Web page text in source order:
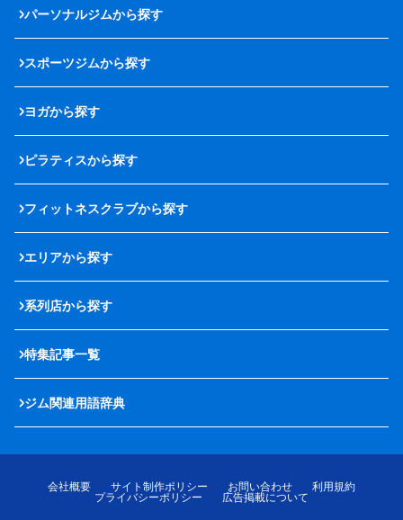
パーソナルジムから探す
スポーツジムから探す
ヨガから探す
ピラティスから探す
フィットネスクラブから探す
エリアから探す
系列店から探す
特集記事一覧
ジム関連用語辞典
会社概要 サイト制作ポリシー お問い合わせ
利用規約
プライバシーポリシー
広告掲載について